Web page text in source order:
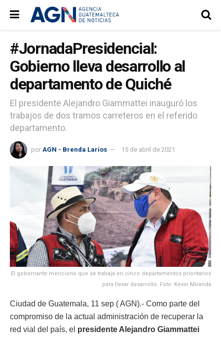
#JornadaPresidencial:
Gobierno lleva desarrollo al
departamento de Quiché
El presidente Alejandro Giammattei inauguró los
trabajos de dos tramos carreteros en el referido
departamento.
por AGN - Brenda Larios 15 de abril de 2021
El gobernante mencionó que se trabaja en cinco departamentos prioritarios
para llevar desarrollo. Foto: Kevin Miranda
Ciudad de Guatemala, 11 sep ( AGN).- Como parte del
compromiso de la actual administración de recuperar la
red vial del país, el presidente Alejandro Giammattei